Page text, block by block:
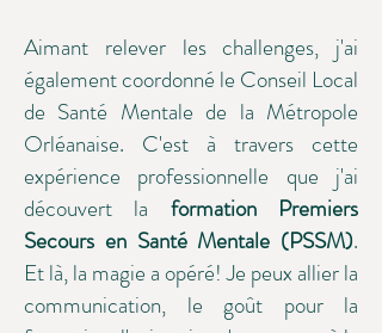
Aimant relever les challenges, j'ai
également coordonné le Conseil Local
de Santé Mentale de la Métropole
Orléanaise. C'est à travers cette
expérience professionnelle que j'ai
découvert la formation Premiers
Secours en Santé Mentale (PSSM).
Et là, la magie a opéré! Je peux allier la
communication, le goût pour la